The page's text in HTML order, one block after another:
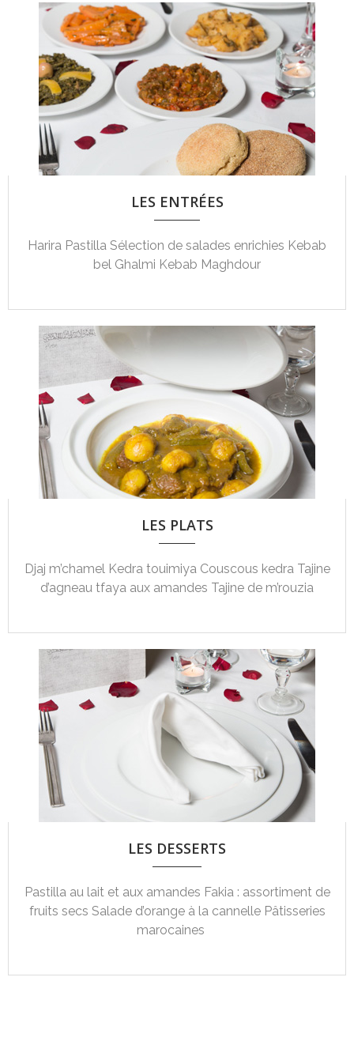
LES ENTRÉES
Harira Pastilla Sélection de salades enrichies Kebab
bel Ghalmi Kebab Maghdour
LES PLATS
Djaj m’chamel Kedra touimiya Couscous kedra Tajine
d’agneau tfaya aux amandes Tajine de m’rouzia
LES DESSERTS
Pastilla au lait et aux amandes Fakia : assortiment de
fruits secs Salade d’orange à la cannelle Pâtisseries
marocaines